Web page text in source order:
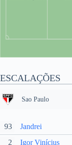
ESCALAÇÕES
Sao Paulo
93 Jandrei
2 Igor Vinícius